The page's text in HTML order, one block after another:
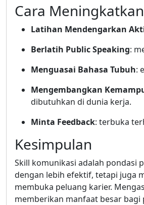
Cara
Latihan Mendengarkan
Berlatih Public Speaking:
Menguasai Bahasa Tubuh:
Mengembangkan
dibutuhkan di dunia kerja.
Minta Feedback: terbuka
Kesimpulan
Skill komunikasi adalah pondasi
dengan lebih efektif, tetapi juga
membuka peluang karier.
memberikan manfaat besar